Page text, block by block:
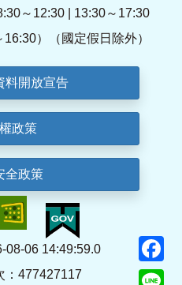
～12:30 | 13:30～17:30
16:30）（國定假日除外）
料開放宣告
政策
全政策
08-06 14:49:59.0
：477427117